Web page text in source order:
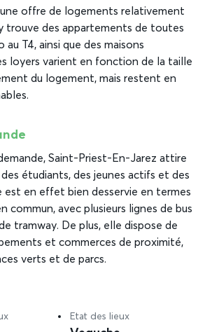
offre de logements relativement
trouve des appartements de toutes
au T4, ainsi que des maisons
loyers varient en fonction de la taille
du logement, mais restent en
Saint-Priest-En-Jarez attire
étudiants, des jeunes actifs et des
est en effet bien desservie en termes
commun, avec plusieurs lignes de bus
tramway. De plus, elle dispose de
et commerces de proximité,
verts et de parcs.
Etat des lieux